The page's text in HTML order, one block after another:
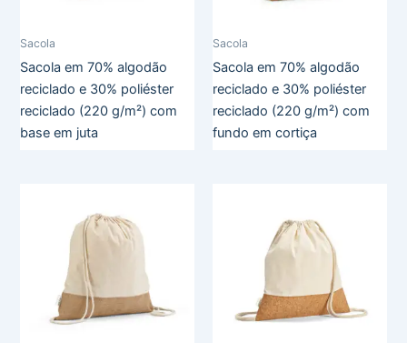
Sacola
Sacola em 70% algodão
reciclado e 30% poliéster
reciclado (220 g/m²) com
base em juta
Sacola
Sacola em 70% algodão
reciclado e 30% poliéster
reciclado (220 g/m²) com
fundo em cortiça